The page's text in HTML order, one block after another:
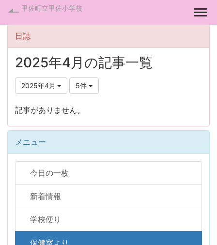
甲佐町立甲佐小学校
日誌
2025年4月の記事一覧
2025年4月 5件
記事がありません。
メニュー
今日の一枚
新着情報
学校便り
保健室より